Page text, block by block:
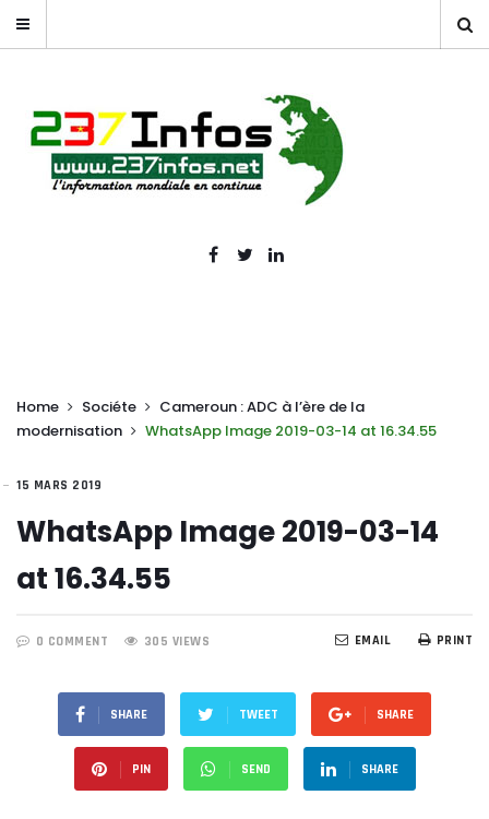
Home Sociéte
Cameroun : ADC à l’ère de la
modernisation
WhatsApp Image 2019-03-14 at 16.34.55
15 MARS 2019
WhatsApp Image 2019-03-14
at 16.34.55
0 COMMENT 305 VIEWS PRINT
EMAIL
SHARE TWEET SHARE
PIN SEND SHARE